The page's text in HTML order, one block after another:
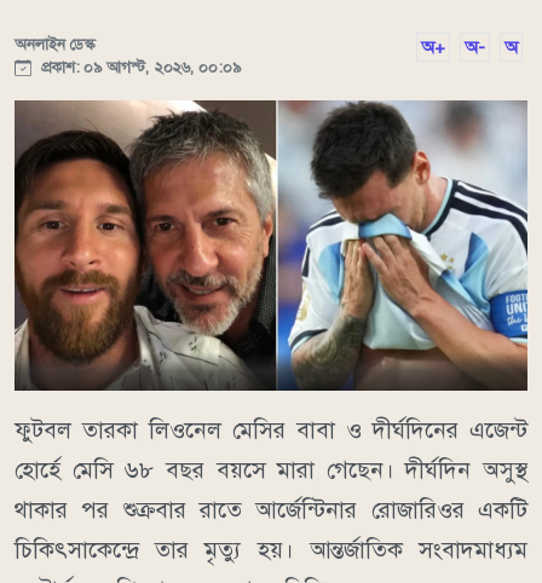
অনলাইন ডেস্ক
প্রকাশ: ০৯ আগস্ট, ২০২৬, ০০:০৯
অ+ অ- অ
ফুটবল তারকা লিওনেল মেসির বাবা ও দীর্ঘদিনের এজেন্ট
হোর্হে মেসি ৬৮ বছর বয়সে মারা গেছেন। দীর্ঘদিন অসুস্থ
থাকার পর শুক্রবার রাতে আর্জেন্টিনার রোজারিওর একটি
চিকিৎসাকেন্দ্রে তার মৃত্যু হয়। আন্তর্জাতিক সংবাদমাধ্যম